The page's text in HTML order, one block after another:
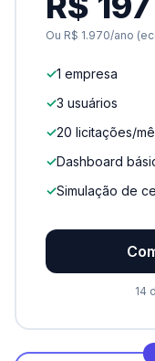
Ou R$ 1.970/ano
✓1 empresa
✓3 usuários
✓20 licitações/
✓Dashboard
✓Simulação de
14